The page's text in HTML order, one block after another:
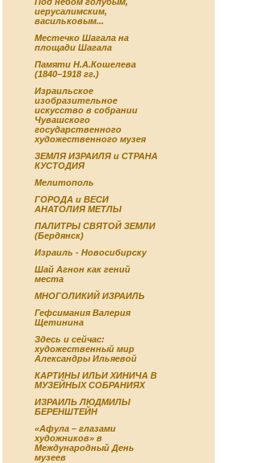
иерусалимским,
васильковым...
Местечко Шагала на
площади Шагала
Памяти Н.А.Кошелева
(1840–1918 гг.)
Израильское
изобразительное
искусство в собрании
Чувашского
государственного
художественного музея
ЗЕМЛЯ ИЗРАИЛЯ и СТРАНА
КУСТОДИЯ
Мелитополь
ГОРОДА и ВЕСИ
АНАТОЛИЯ МЕТЛЫ
ПАЛИТРЫ СВЯТОЙ ЗЕМЛИ
(Бердянск)
Израиль - Новосибирску
Шай Агнон как гений
места
МНОГОЛИКИЙ ИЗРАИЛЬ
Гефсимания Валерия
Щетинина
Здесь и сейчас:
художественный мир
Александры Ильяевой
КАРТИНЫ ИЛЬИ ХИНИЧА В
МУЗЕЙНЫХ СОБРАНИЯХ
ИЗРАИЛЬ ЛЮДМИЛЫ
БЕРЕНШТЕЙН
«Афула – глазами
художников» в
Международный День
музеев